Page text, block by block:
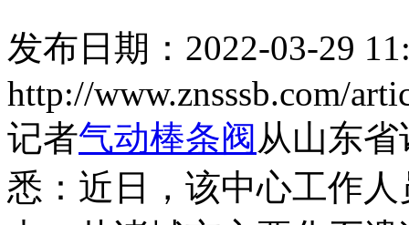
发布日期：2022-03-29
http://www.znsssb.com/
记者气动棒条阀从山东
悉：近日，该中心工作